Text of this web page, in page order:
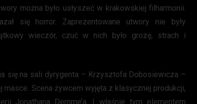
można było usłyszeć w krakowskiej filharmonii.
się horror. Zaprezentowane utwory nie były
wieczór, czuć w nich było grozę, strach i
się na sali dyrygenta – Krzysztofa Dobosiewicza –
Scena żywcem wyjęta z klasycznej produkcji,
Jonathana Demme’a. I właśnie tym elementem